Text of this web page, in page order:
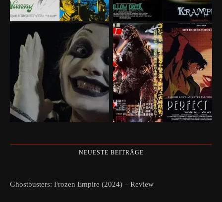
NEUESTE BEITRÄGE
Ghostbusters: Frozen Empire (2024) – Review